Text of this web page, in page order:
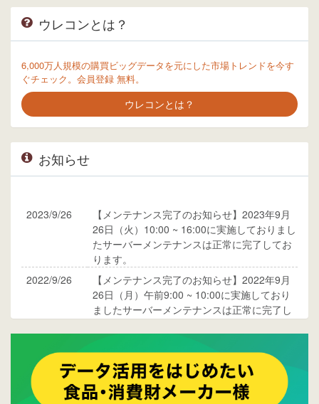
ウレコンとは？
6,000万人規模の購買ビッグデータを元にした市場トレンドを今す
ぐチェック。会員登録 無料。
ウレコンとは？
お知らせ
2023/9/26
【メンテナンス完了のお知らせ】2023年9月
26日（火）10:00 ~ 16:00に実施しておりまし
たサーバーメンテナンスは正常に完了してお
ります。
2022/9/26
【メンテナンス完了のお知らせ】2022年9月
26日（月）午前9:00 ~ 10:00に実施しており
ましたサーバーメンテナンスは正常に完了し
ご覧ください。
2015/10/19
ウレコンのサイト機能を大幅バージョンアッ
プ。詳細はこちら。⇒告知ページへ